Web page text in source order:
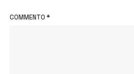
COMMENTO *